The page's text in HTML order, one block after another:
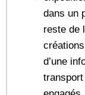
dans un
reste de
d’une